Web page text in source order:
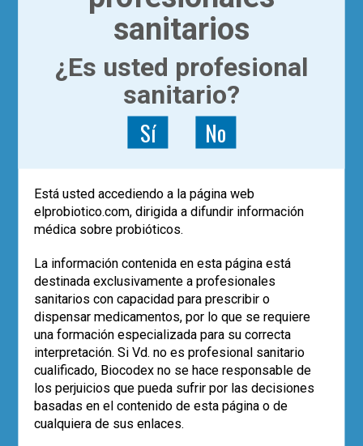
Fecha de última modificación del artículo:
francisco guarner
microbiota
0 comentarios
Has de serun usuario registradopara
publicar un comentario.
POST RECIENTES
Los datos de vida real confirman el
papel deSaccharomyces boulardii
CNCM I-745 en la erradicación deH.
pylori
Eco-solidaridad para superar la
adversidad
El uso de probióticos aumenta, pero…
¿quién los recomienda?
sanitarios
¿Es usted profesional
sanitario?
Sí No
Está usted accediendo a la página web
elprobiotico.com, dirigida a difundir información
médica sobre probióticos.
La información contenida en esta página está
destinada exclusivamente a profesionales
sanitarios con capacidad para prescribir o
dispensar medicamentos, por lo que se requiere
una formación especializada para su correcta
interpretación. Si Vd. no es profesional sanitario
cualificado, Biocodex no se hace responsable de
los perjuicios que pueda sufrir por las decisiones
basadas en el contenido de esta página o de
cualquiera de sus enlaces.